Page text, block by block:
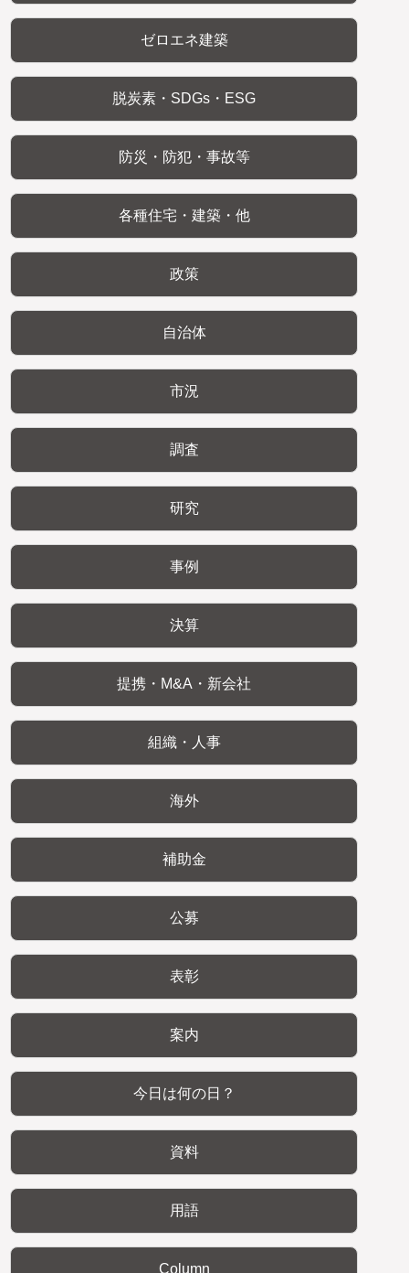
ゼロエネ建築
脱炭素・SDGs・ESG
防災・防犯・事故等
各種住宅・建築・他
政策
自治体
市況
調査
研究
事例
決算
提携・M&A・新会社
組織・人事
海外
補助金
公募
表彰
案内
今日は何の日？
資料
用語
Column